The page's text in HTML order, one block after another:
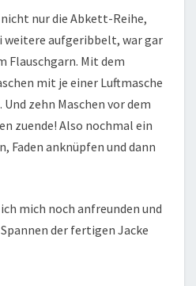
nur die Abkett-Reihe,
weitere aufgeribbelt, war gar
Flauschgarn. Mit dem
mit je einer Luftmasche
zehn Maschen vor dem
zuende! Also nochmal ein
Faden anknüpfen und dann
mich noch anfreunden und
der fertigen Jacke